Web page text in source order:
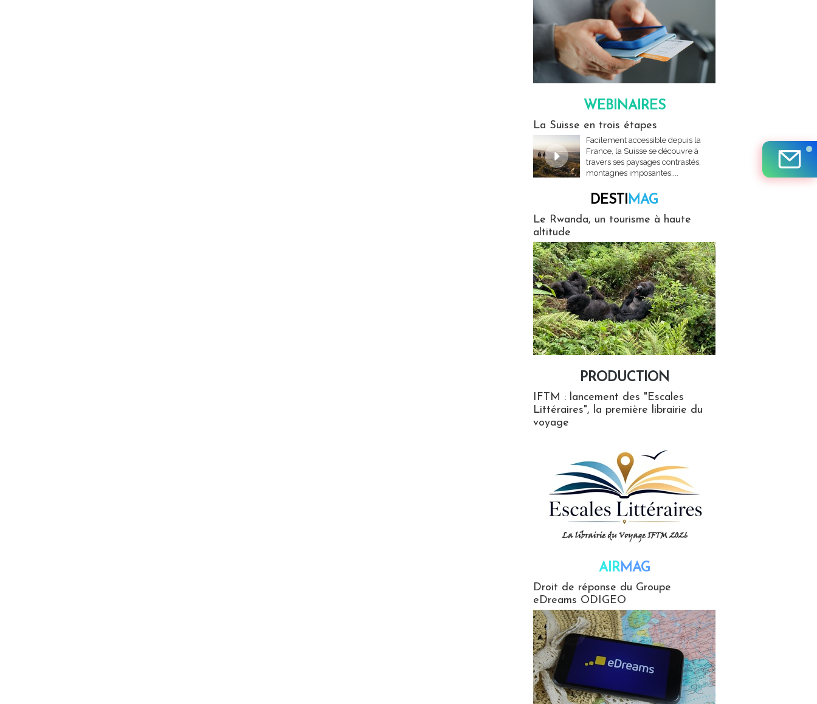
WEBINAIRES
La Suisse en trois étapes
Facilement accessible depuis la
France, la Suisse se découvre à
travers ses paysages contrastés,
montagnes imposantes,...
DESTIMAG
Le Rwanda, un tourisme à haute
altitude
PRODUCTION
IFTM : lancement des "Escales
Littéraires", la première librairie du
voyage
AIRMAG
Droit de réponse du Groupe
eDreams ODIGEO